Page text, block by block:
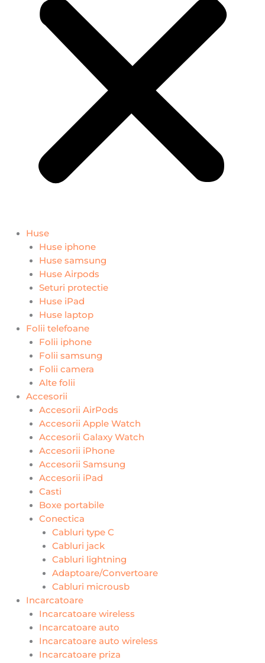
Huse
Huse iphone
Huse samsung
Huse Airpods
Seturi protectie
Huse iPad
Huse laptop
Folii telefoane
Folii iphone
Folii samsung
Folii camera
Alte folii
Accesorii
Accesorii AirPods
Accesorii Apple Watch
Accesorii Galaxy Watch
Accesorii iPhone
Accesorii Samsung
Accesorii iPad
Casti
Boxe portabile
Conectica
Cabluri type C
Cabluri jack
Cabluri lightning
Adaptoare/Convertoare
Cabluri microusb
Incarcatoare
Incarcatoare wireless
Incarcatoare auto
Incarcatoare auto wireless
Incarcatoare priza